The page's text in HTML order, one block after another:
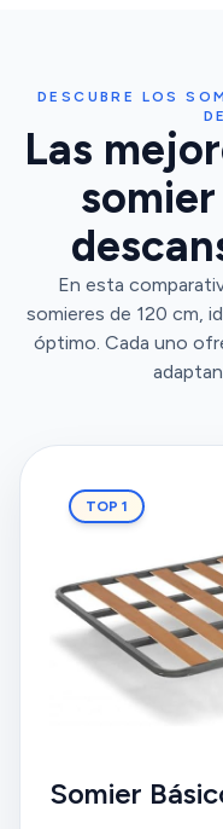
DESCUBRE LOS
Las
En esta
somieres de 120 cm,
óptimo. Cada uno
TOP 1
Somier